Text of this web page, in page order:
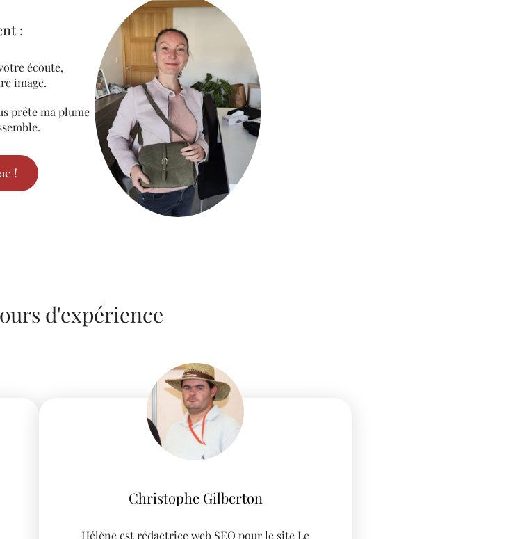
:
écoute,
image.
prête ma plume
!
d'expérience
Juliette Vinay
Hélène a effectué un travail remarquable sur